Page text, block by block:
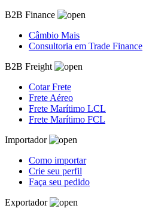
B2B Finance
Câmbio Mais
Consultoria em Trade Finance
B2B Freight
Cotar Frete
Frete Aéreo
Frete Marítimo LCL
Frete Marítimo FCL
Importador
Como importar
Crie seu perfil
Faça seu pedido
Exportador